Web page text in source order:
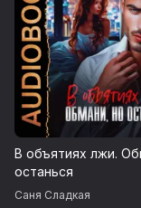
В объятиях лжи.
останься
Саня Сладкая